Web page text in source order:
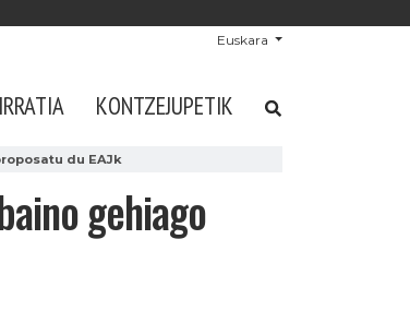
Euskara
IRRATIA KONTZEJUPETIK
du EAJk
gehiago